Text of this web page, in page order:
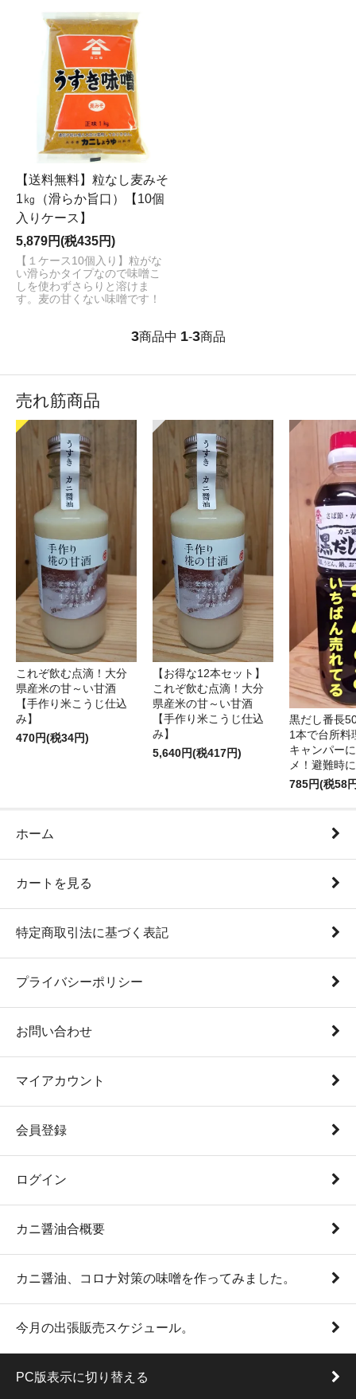
【送料無料】粒なし麦みそ
1㎏（滑らか旨口）【10個
入りケース】
5,879円(税435円)
【１ケース10個入り】粒がな
い滑らかタイプなので味噌こ
しを使わずさらりと溶けま
す。麦の甘くない味噌です！
3商品中 1-3商品
売れ筋商品
これぞ飲む点滴！大分
県産米の甘～い甘酒
【手作り米こうじ仕込
み】
470円(税34円)
【お得な12本セット】
これぞ飲む点滴！大分
県産米の甘～い甘酒
【手作り米こうじ仕込
み】
5,640円(税417円)
黒だし番長
1本で台所料
キャンパー
メ！避難時
785円(税58
ホーム
カートを見る
特定商取引法に基づく表記
プライバシーポリシー
お問い合わせ
マイアカウント
会員登録
ログイン
カニ醤油合概要
カニ醤油、コロナ対策の味噌を作ってみました。
今月の出張販売スケジュール。
PC版表示に切り替える